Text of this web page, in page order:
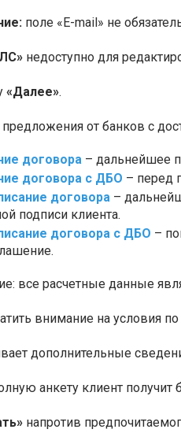
поле «E-mail» не
недоступно для
«Далее».
предложения от банков с
договора– дальнейшее
договора с ДБО – перед
договора–
подписи клиента.
договора с ДБО –
все расчетные данные
внимание на условия
дополнительные
анкету клиент
напротив